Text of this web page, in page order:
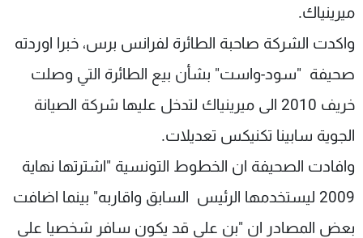
ميرينياك.
واكدت الشركة صاحبة الطائرة لفرانس برس، خبرا اوردته
صحيفة "سود-واست" بشأن بيع الطائرة التي وصلت
خريف 2010 الى ميرينياك لتدخل عليها شركة الصيانة
الجوية سابينا تكنيكس تعديلات.
وافادت الصحيفة ان الخطوط التونسية "اشترتها نهاية
2009 ليستخدمها الرئيس السابق واقاربه" بينما اضافت
بعض المصادر ان "بن علي قد يكون سافر شخصيا على